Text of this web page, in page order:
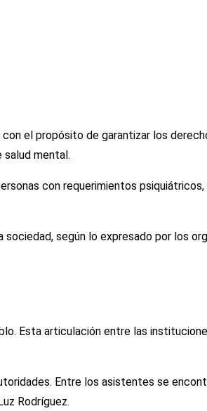
el propósito de garantizar los
salud mental.
con requerimientos
según lo expresado por los
Esta articulación entre las
Entre los asistentes se
Rodríguez.